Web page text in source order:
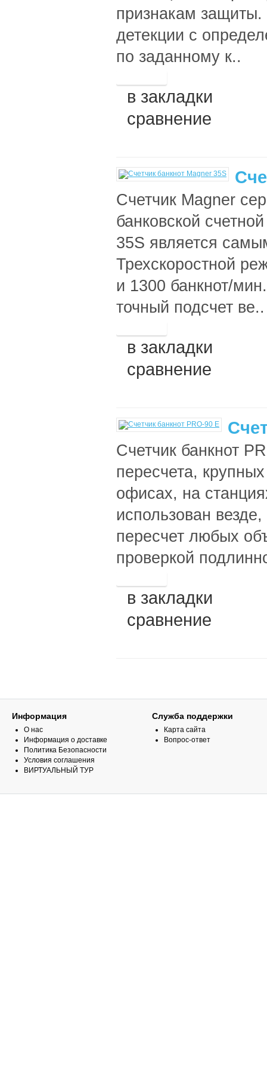
признакам защиты.
детекции с
по заданному к..
в закладки
сравнение
Счетчик Magner
банковской
35S является
Трехскоростной
и 1300 банкнот/
точный подсчет ве..
в закладки
сравнение
Счетчик банкнот
пересчета,
офисах, на
использован
пересчет любых
проверкой
в закладки
сравнение
Информация
О нас
Информация о доставке
Политика Безопасности
Условия соглашения
ВИРТУАЛЬНЫЙ ТУР
Служба поддержки
Карта сайта
Вопрос-ответ